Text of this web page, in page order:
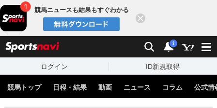
競馬ニュースも結果もすぐわかる
検索 通知
i
ログイン ID新規取得
競馬トップ 日程・結果 動画 ニュース コラム 公式情